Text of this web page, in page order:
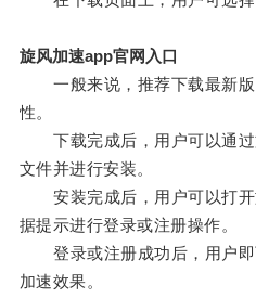
旋风加速app官网入口
一般来说，推荐下载最新版
性。
下载完成后，用户可以通过
文件并进行安装。
安装完成后，用户可以打开
据提示进行登录或注册操作。
登录或注册成功后，用户即
加速效果。